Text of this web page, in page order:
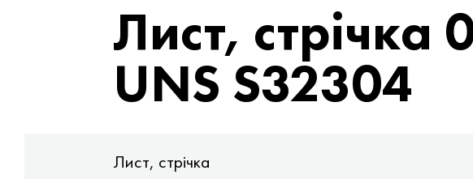
Лист,
UNS S32304
Лист, стрічка